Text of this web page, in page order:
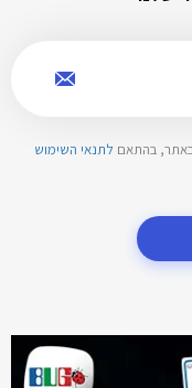
באתר, בהתאם לתנאי השימוש